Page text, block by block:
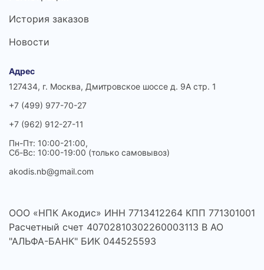
История заказов
Новости
Адрес
127434, г. Москва, Дмитровское шоссе д. 9А стр. 1
+7 (499) 977-70-27
+7 (962) 912-27-11
Пн-Пт: 10:00-21:00,
Сб-Вс: 10:00-19:00 (только самовывоз)
akodis.nb@gmail.com
ООО «НПК Акодис» ИНН 7713412264 КПП 771301001
Расчетный счет 40702810302260003113 В АО
"АЛЬФА-БАНК" БИК 044525593